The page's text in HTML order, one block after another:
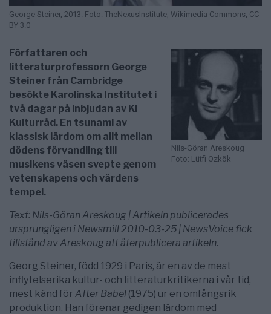
George Steiner, 2013. Foto: TheNexusInstitute, Wikimedia Commons, CC
BY 3.0
Nils-Göran Areskoug –
Foto: Lütfi Özkök
Författaren och
litteraturprofessorn George
Steiner från Cambridge
besökte Karolinska Institutet i
två dagar på inbjudan av KI
Kulturråd. En tsunami av
klassisk lärdom om allt mellan
dödens förvandling till
musikens väsen svepte genom
vetenskapens och vårdens
tempel.
Text: Nils-Göran Areskoug | Artikeln publicerades
ursprungligen i Newsmill 2010-03-25 | NewsVoice fick
tillstånd av Areskoug att återpublicera artikeln.
Georg Steiner, född 1929 i Paris, är en av de mest
inflytelserika kultur- och litteraturkritikerna i vår tid,
mest känd för After Babel (1975) ur en omfångsrik
produktion. Han förenar gedigen lärdom med